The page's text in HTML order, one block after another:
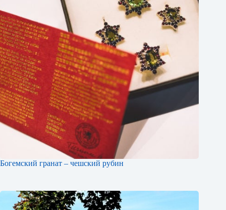
Богемский гранат – чешский рубин